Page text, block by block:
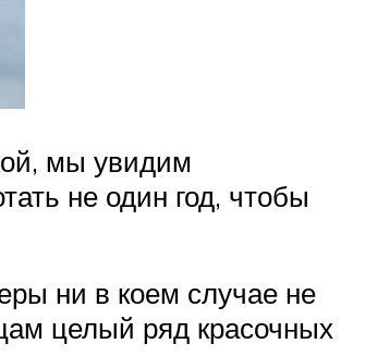
мы увидим
не один год, чтобы
ни в коем случае не
целый ряд красочных